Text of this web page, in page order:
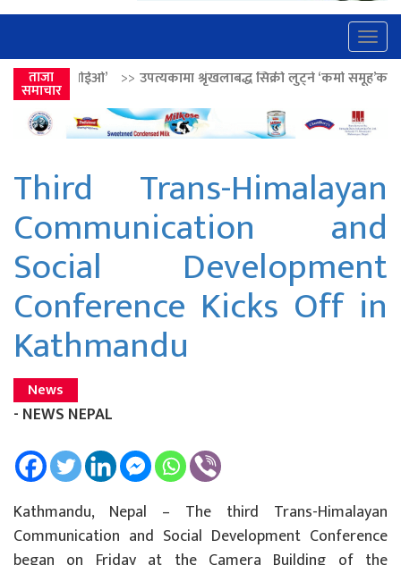
ताजा
समाचार
उपत्यकामा श्रृंखलाबद्ध सिक्री लुट्ने ‘कर्मा समूह’का नाइकेसहित पाँच पक्राउ
Third Trans-Himalayan
Communication and
Social Development
Conference Kicks Off in
Kathmandu
News
- NEWS NEPAL
Kathmandu, Nepal – The third Trans-Himalayan
Communication and Social Development Conference